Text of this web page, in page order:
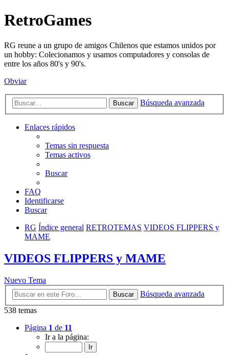
RetroGames
RG reune a un grupo de amigos Chilenos que estamos unidos por
un hobby: Colecionamos y usamos computadores y consolas de
entre los años 80's y 90's.
Obviar
Buscar Búsqueda avanzada
Enlaces rápidos
Temas sin respuesta
Temas activos
Buscar
FAQ
Identificarse
Buscar
RG Índice general RETROTEMAS VIDEOS FLIPPERS y
MAME
VIDEOS FLIPPERS y MAME
Nuevo Tema
Buscar
Búsqueda avanzada
538 temas
Página 1 de 11
Ir a la página: